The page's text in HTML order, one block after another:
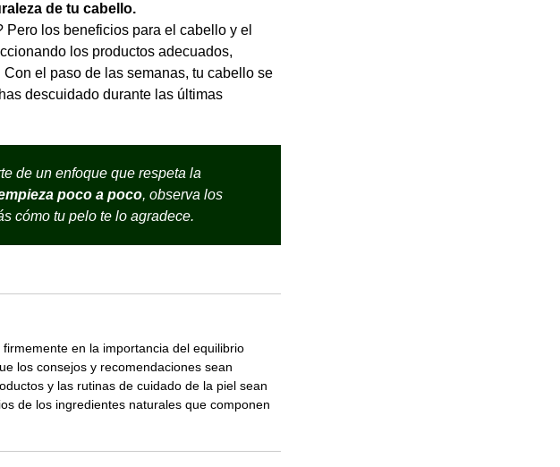
de tu cabello.
los beneficios para el cabello y el
los productos adecuados,
el paso de las semanas, tu cabello se
descuidado durante las últimas
de un enfoque que respeta la
poco a poco, observa los
cómo tu pelo te lo agradece.
en la importancia del equilibrio
los consejos y recomendaciones sean
y las rutinas de cuidado de la piel sean
de los ingredientes naturales que componen